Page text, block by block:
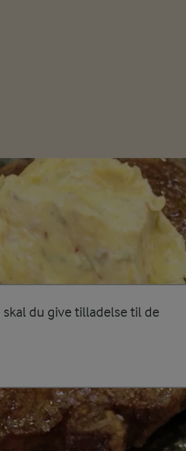
skal du give tilladelse til de